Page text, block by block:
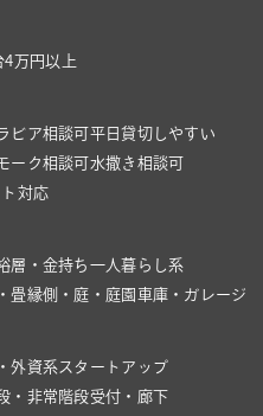
4万円以上
ビア相談可 平日貸切しやすい
ーク相談可 水撒き相談可
対応
層・金持ち 一人暮らし系
畳縁側・庭・庭園 車庫・ガレージ
外資系スタートアップ
・非常階段受付・廊下